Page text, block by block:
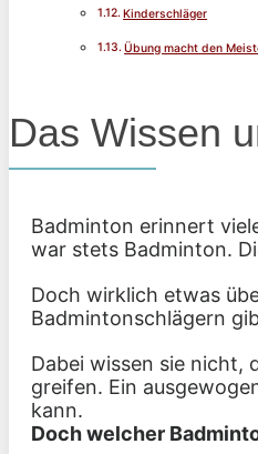
Kinderschläger
Übung macht den
Das Wissen
Badminton erinnert
war stets Badminton.
Doch wirklich etwas
Badmintonschlägern
Dabei wissen sie nicht,
greifen. Ein
kann.
Doch welcher